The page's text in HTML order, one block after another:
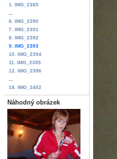
1. IMG_2385
6. IMG_2390
7. IMG_2391
8. IMG_2392
9. IMG_2393
10. IMG_2394
11. IMG_2395
12. IMG_2396
18. IMG_2402
Náhodný obrázek